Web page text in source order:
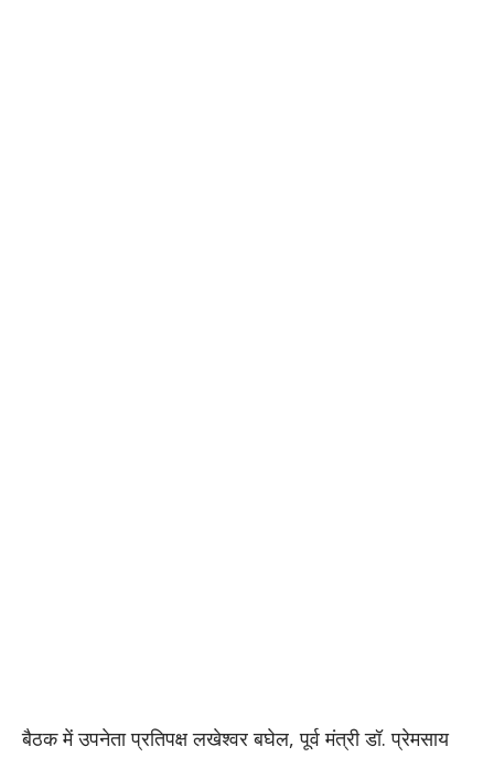
बैठक में उपनेता प्रतिपक्ष लखेश्वर बघेल, पूर्व मंत्री डॉ. प्रेमसाय